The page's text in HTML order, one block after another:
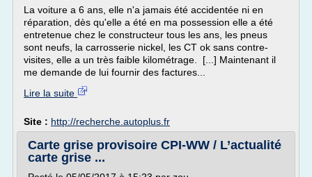
La voiture a 6 ans, elle n'a jamais été accidentée ni en
réparation, dès qu'elle a été en ma possession elle a été
entretenue chez le constructeur tous les ans, les pneus
sont neufs, la carrosserie nickel, les CT ok sans contre-
visites, elle a un très faible kilométrage. [...] Maintenant il
me demande de lui fournir des factures...
Lire la suite
Site : http://recherche.autoplus.fr
Carte grise provisoire CPI-WW / L’actualité
carte grise ...